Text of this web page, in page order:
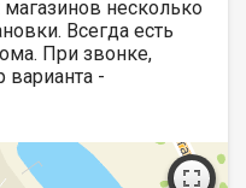
магазинов несколько
Всегда есть
При звонке,
варианта -